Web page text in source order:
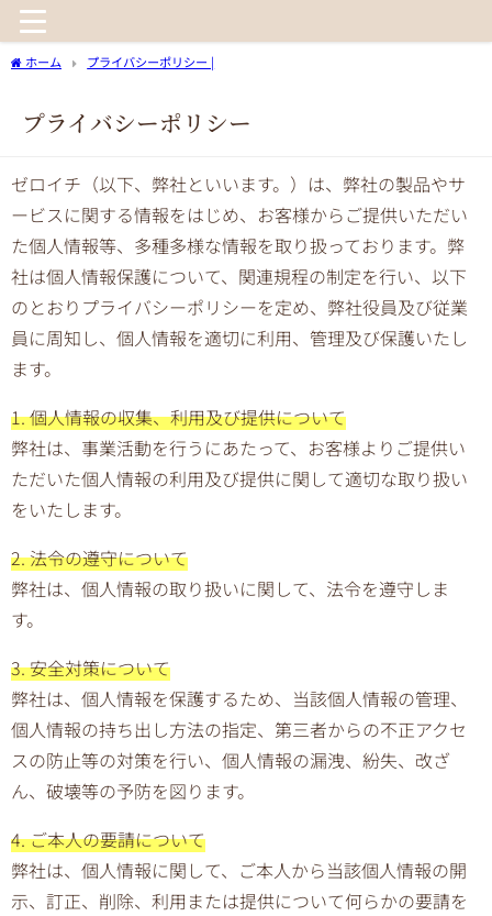
ホーム プライバシーポリシー |
プライバシーポリシー
ゼロイチ（以下、弊社といいます。）は、弊社の製品やサ
ービスに関する情報をはじめ、お客様からご提供いただい
た個人情報等、多種多様な情報を取り扱っております。弊
社は個人情報保護について、関連規程の制定を行い、以下
のとおりプライバシーポリシーを定め、弊社役員及び従業
員に周知し、個人情報を適切に利用、管理及び保護いたし
ます。
1. 個人情報の収集、利用及び提供について
弊社は、事業活動を行うにあたって、お客様よりご提供い
ただいた個人情報の利用及び提供に関して適切な取り扱い
をいたします。
2. 法令の遵守について
弊社は、個人情報の取り扱いに関して、法令を遵守しま
す。
3. 安全対策について
弊社は、個人情報を保護するため、当該個人情報の管理、
個人情報の持ち出し方法の指定、第三者からの不正アクセ
スの防止等の対策を行い、個人情報の漏洩、紛失、改ざ
ん、破壊等の予防を図ります。
4. ご本人の要請について
弊社は、個人情報に関して、ご本人から当該個人情報の開
示、訂正、削除、利用または提供について何らかの要請を